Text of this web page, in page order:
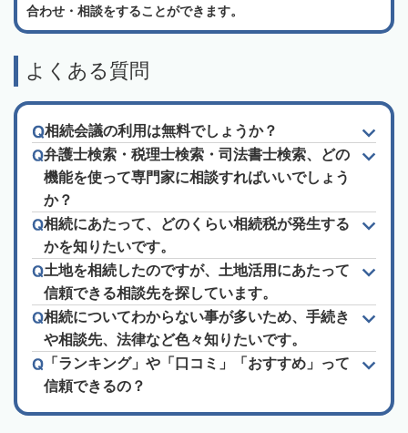
合わせ・相談をすることができます。
よくある質問
相続会議の利用は無料でしょうか？
弁護士検索・税理士検索・司法書士検索、どの
機能を使って専門家に相談すればいいでしょう
か？
相続にあたって、どのくらい相続税が発生する
かを知りたいです。
土地を相続したのですが、土地活用にあたって
信頼できる相談先を探しています。
相続についてわからない事が多いため、手続き
や相談先、法律など色々知りたいです。
「ランキング」や「口コミ」「おすすめ」って
信頼できるの？